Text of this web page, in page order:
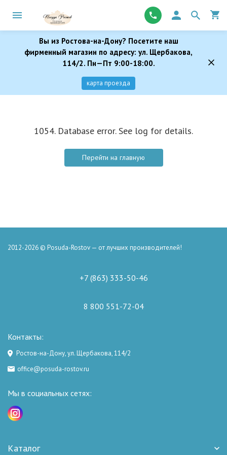
Вы из Ростова-на-Дону? Посетите наш
фирменный магазин по адресу: ул. Щербакова,
114/2. Пн—Пт 9:00-18:00.
карта проезда
1054. Database error. See log for details.
Перейти на главную
2012-2026 © Posuda-Rostov — от лучших производителей!
+7 (863) 333-50-46
8 800 551-72-04
Контакты:
Ростов-на-Дону, ул. Щербакова, 114/2
office@posuda-rostov.ru
Мы в социальных сетях:
Каталог